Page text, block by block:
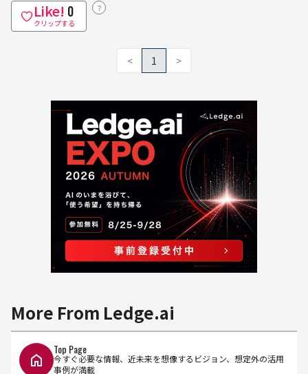
Like! 0
クリップする
？
< 1 >
More From Ledge.ai
Top Page
今すぐ必要な情報、近未来を想像するビジョン、想定外の活用
事例が満載